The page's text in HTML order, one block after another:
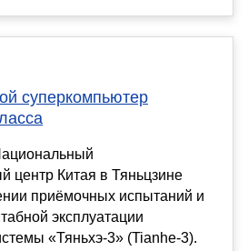
суперкомпьютер
центр Китая в Тяньцзине
приёмочных испытаний и
эксплуатации
«Тяньхэ-3» (Tianhe-3).